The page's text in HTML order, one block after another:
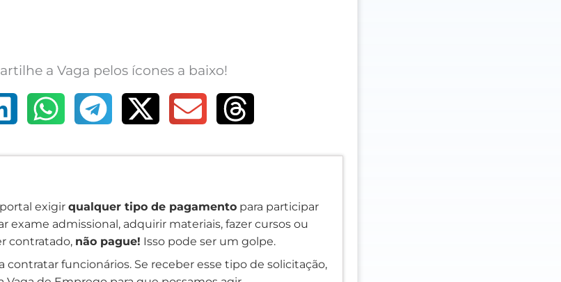
a Vaga pelos ícones a baixo!
portal exigirqualquer tipo de pagamento para participar
exame admissional, adquirir materiais, fazer cursos ou
contratado, não pague! Isso pode ser um golpe.
contratar funcionários. Se receber esse tipo de solicitação,